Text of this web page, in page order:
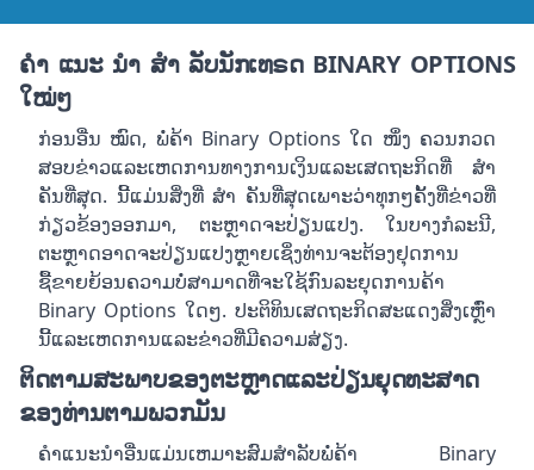
ຄຳ ແນະ ນຳ ສຳ ລັບນັກເທຣດ BINARY OPTIONS
ໃໝ່ໆ
ກ່ອນອື່ນ ໝົດ, ພໍ່ຄ້າ Binary Options ໃດ ໜຶ່ງ ຄວນກວດ
ສອບຂ່າວແລະເຫດການທາງການເງິນແລະເສດຖະກິດທີ່ ສຳ
ຄັນທີ່ສຸດ. ນີ້ແມ່ນສິ່ງທີ່ ສຳ ຄັນທີ່ສຸດເພາະວ່າທຸກໆຄັ້ງທີ່ຂ່າວທີ່
ກ່ຽວຂ້ອງອອກມາ, ຕະຫຼາດຈະປ່ຽນແປງ. ໃນບາງກໍລະນີ,
ຕະຫຼາດອາດຈະປ່ຽນແປງຫຼາຍເຊິ່ງທ່ານຈະຕ້ອງຢຸດການ
ຊື້ຂາຍຍ້ອນຄວາມບໍ່ສາມາດທີ່ຈະໃຊ້ກົນລະຍຸດການຄ້າ
Binary Options ໃດໆ. ປະຕິທິນເສດຖະກິດສະແດງສິ່ງເຫຼົ່າ
ນີ້ແລະເຫດການແລະຂ່າວທີ່ມີຄວາມສ່ຽງ.
ຕິດຕາມສະພາບຂອງຕະຫຼາດແລະປ່ຽນຍຸດທະສາດ
ຂອງທ່ານຕາມພວກມັນ
ຄໍາແນະນໍາອື່ນແມ່ນເຫມາະສົມສໍາລັບພໍ່ຄ້າ Binary